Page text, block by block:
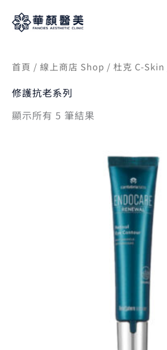
首頁 / 線上商店 Shop / 杜克 C-Skin
修護抗老系列
顯示所有 5 筆結果
搜
尋
鍵
字